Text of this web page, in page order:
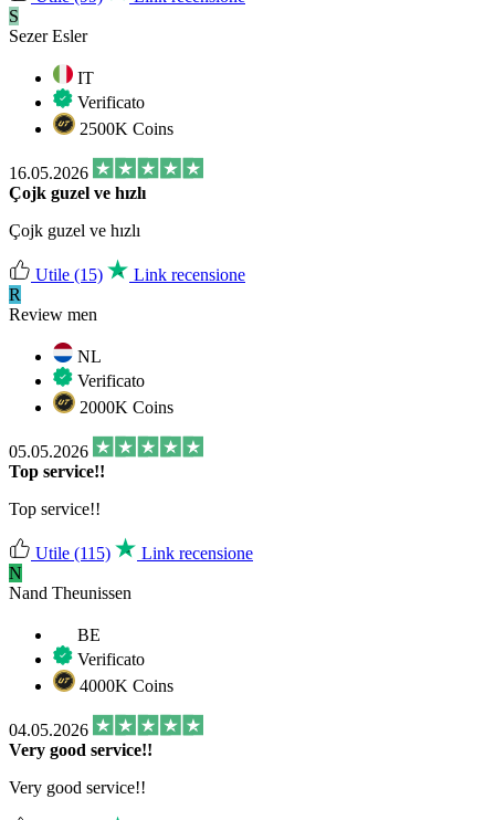
S
Sezer Esler
IT
Verificato
2500K Coins
16.05.2026
Çojk guzel ve hızlı
Çojk guzel ve hızlı
Utile (15)
Link recensione
R
Review men
NL
Verificato
2000K Coins
05.05.2026
Top service!!
Top service!!
Utile (115)
Link recensione
N
Nand Theunissen
BE
Verificato
4000K Coins
04.05.2026
Very good service!!
Very good service!!